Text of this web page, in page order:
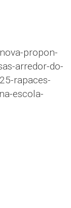
propon-
arredor-do-
rapaces-
escola-